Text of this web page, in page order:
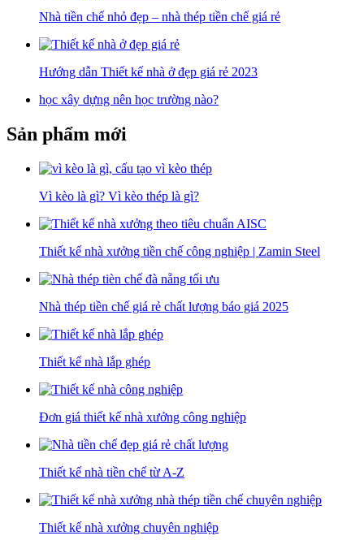
Nhà tiền chế nhỏ đẹp – nhà thép tiền chế giá rẻ
Hướng dẫn Thiết kế nhà ở đẹp giá rẻ 2023
học xây dựng nên học trường nào?
Sản phẩm mới
Vì kèo là gì? Vì kèo thép là gì?
Thiết kế nhà xưởng tiền chế công nghiệp | Zamin Steel
Nhà thép tiền chế giá rẻ chất lượng báo giá 2025
Thiết kế nhà lắp ghép
Đơn giá thiết kế nhà xưởng công nghiệp
Thiết kế nhà tiền chế từ A-Z
Thiết kế nhà xưởng chuyên nghiệp